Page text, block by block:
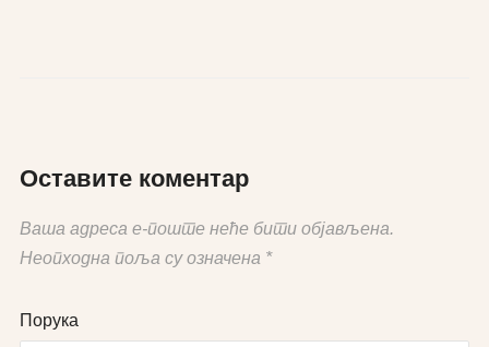
Оставите коментар
Ваша адреса е-поште неће бити објављена.
Неопходна поља су означена *
Порука